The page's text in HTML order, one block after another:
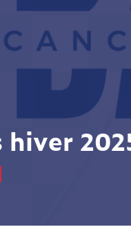
hiver